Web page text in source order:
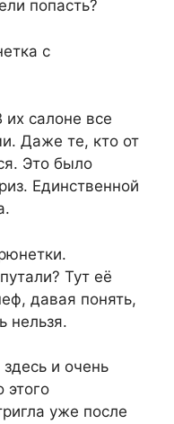
попасть?
с
салоне все
Даже те, кто от
Это было
Единственной
Тут её
давая понять,
нельзя.
и очень
этого
уже после